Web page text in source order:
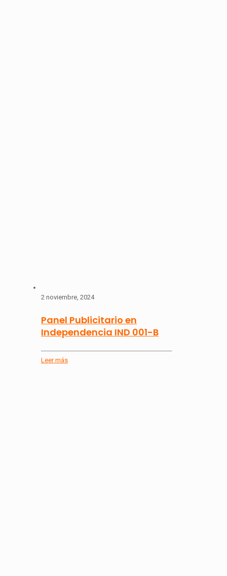
2 noviembre, 2024
Panel Publicitario en
Independencia IND 001-B
Leer más